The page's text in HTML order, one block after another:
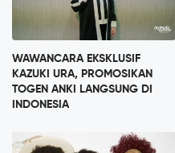
WAWANCARA EKSKLUSIF
KAZUKI URA, PROMOSIKAN
TOGEN ANKI LANGSUNG DI
INDONESIA